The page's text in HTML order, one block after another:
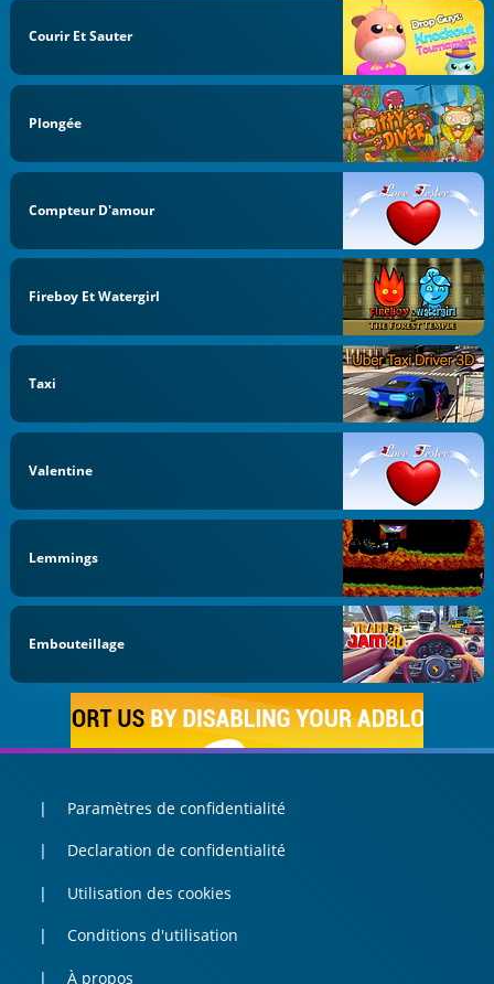
Courir Et Sauter
Plongée
Compteur D'amour
Fireboy Et Watergirl
Taxi
Valentine
Lemmings
Embouteillage
Paramètres de confidentialité
Declaration de confidentialité
Utilisation des cookies
Conditions d'utilisation
À propos